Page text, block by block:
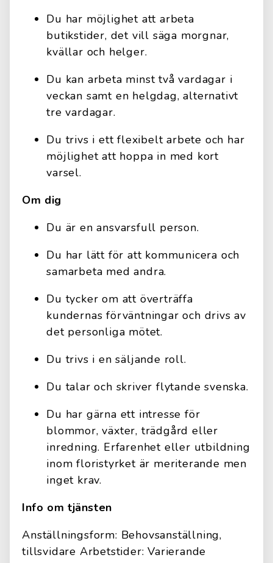
Du har möjlighet att arbeta
butikstider, det vill säga morgnar,
kvällar och helger.
Du kan arbeta minst två vardagar i
veckan samt en helgdag, alternativt
tre vardagar.
Du trivs i ett flexibelt arbete och har
möjlighet att hoppa in med kort
varsel.
Om dig
Du är en ansvarsfull person.
Du har lätt för att kommunicera och
samarbeta med andra.
Du tycker om att överträffa
kundernas förväntningar och drivs av
det personliga mötet.
Du trivs i en säljande roll.
Du talar och skriver flytande svenska.
Du har gärna ett intresse för
blommor, växter, trädgård eller
inredning. Erfarenhet eller utbildning
inom floristyrket är meriterande men
inget krav.
Info om tjänsten
Anställningsform: Behovsanställning,
tillsvidare Arbetstider: Varierande